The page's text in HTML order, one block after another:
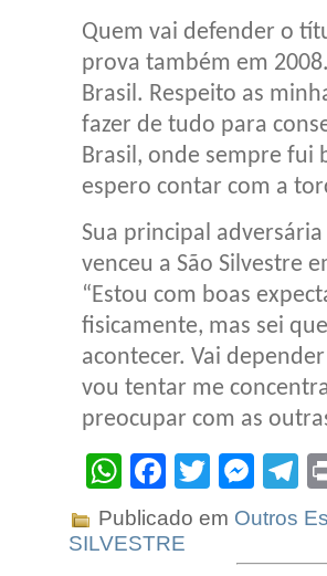
Quem vai defender o
prova também em
Brasil. Respeito as
fazer de tudo para
Brasil, onde sempre
espero contar com a
Sua principal
venceu a São Silvestre
“Estou com boas
fisicamente, mas sei
acontecer. Vai
vou tentar me
preocupar com as
WhatsApp
Facebook
Twitter
Publicado em Outros
SILVESTRE